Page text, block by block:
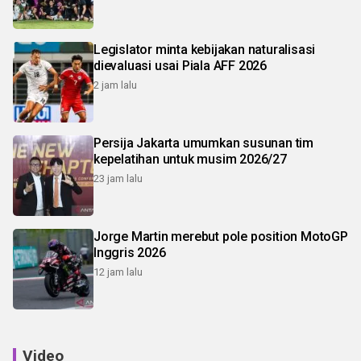
Legislator minta kebijakan naturalisasi
dievaluasi usai Piala AFF 2026
2 jam lalu
Persija Jakarta umumkan susunan tim
kepelatihan untuk musim 2026/27
23 jam lalu
Jorge Martin merebut pole position MotoGP
Inggris 2026
12 jam lalu
Video